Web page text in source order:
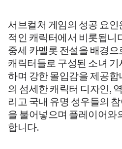
서브컬처 게임의 성공 요
적인 캐릭터에서 비롯됩니
중세 카멜롯 전설을 배경
캐릭터들로 구성된 소녀
하며 강한 몰입감을 제공합
의 섬세한 캐릭터 디자인,
리고 국내 유명 성우들의
을 불어넣으며 플레이어와
합니다.